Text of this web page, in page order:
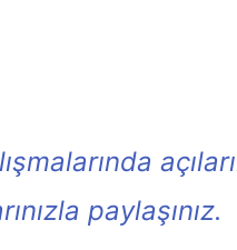
paylaşınız.